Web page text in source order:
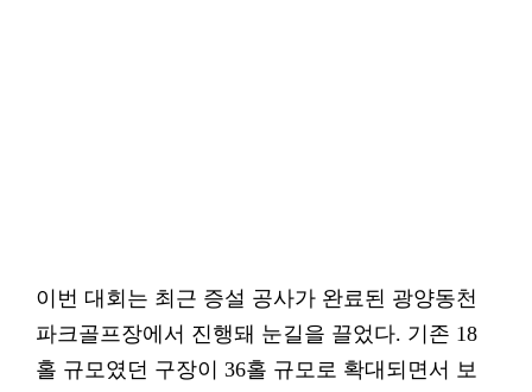
이번 대회는 최근 증설 공사가 완료된 광양동천
파크골프장에서 진행돼 눈길을 끌었다. 기존 18
홀 규모였던 구장이 36홀 규모로 확대되면서 보